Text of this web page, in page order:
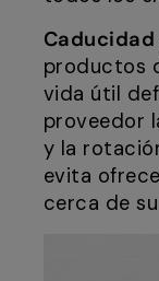
productos
vida útil
proveedor
y la
evita
cerca de